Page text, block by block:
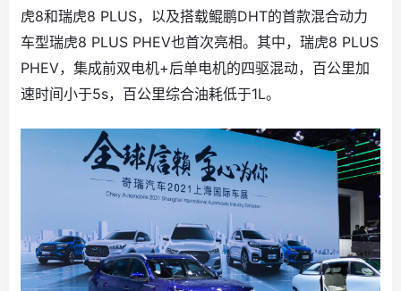
虎8和瑞虎8 PLUS，以及搭载鲲鹏DHT的首款混合动力
车型瑞虎8 PLUS PHEV也首次亮相。其中，瑞虎8 PLUS
PHEV，集成前双电机+后单电机的四驱混动，百公里加
速时间小于5s，百公里综合油耗低于1L。